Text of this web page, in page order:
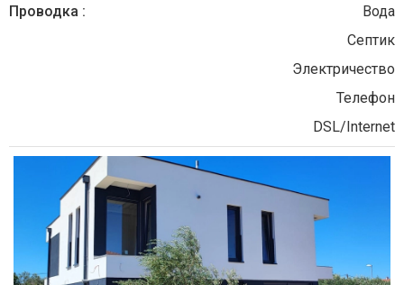
Проводка :
Вода
Септик
Электричество
Телефон
DSL/Internet